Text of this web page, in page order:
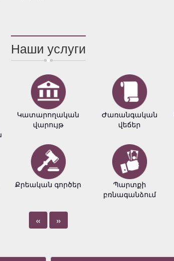
Наши услуги
Կատարողական
վարույթ
Քրեական գործեր
Ժառանգական
վեճեր
Պարտքի
բռնագանձում
« »